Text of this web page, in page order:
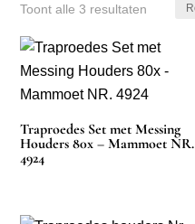
Toont alle 3 resultaten
Traproedes Set met Messing
Houders 80x – Mammoet NR.
4924